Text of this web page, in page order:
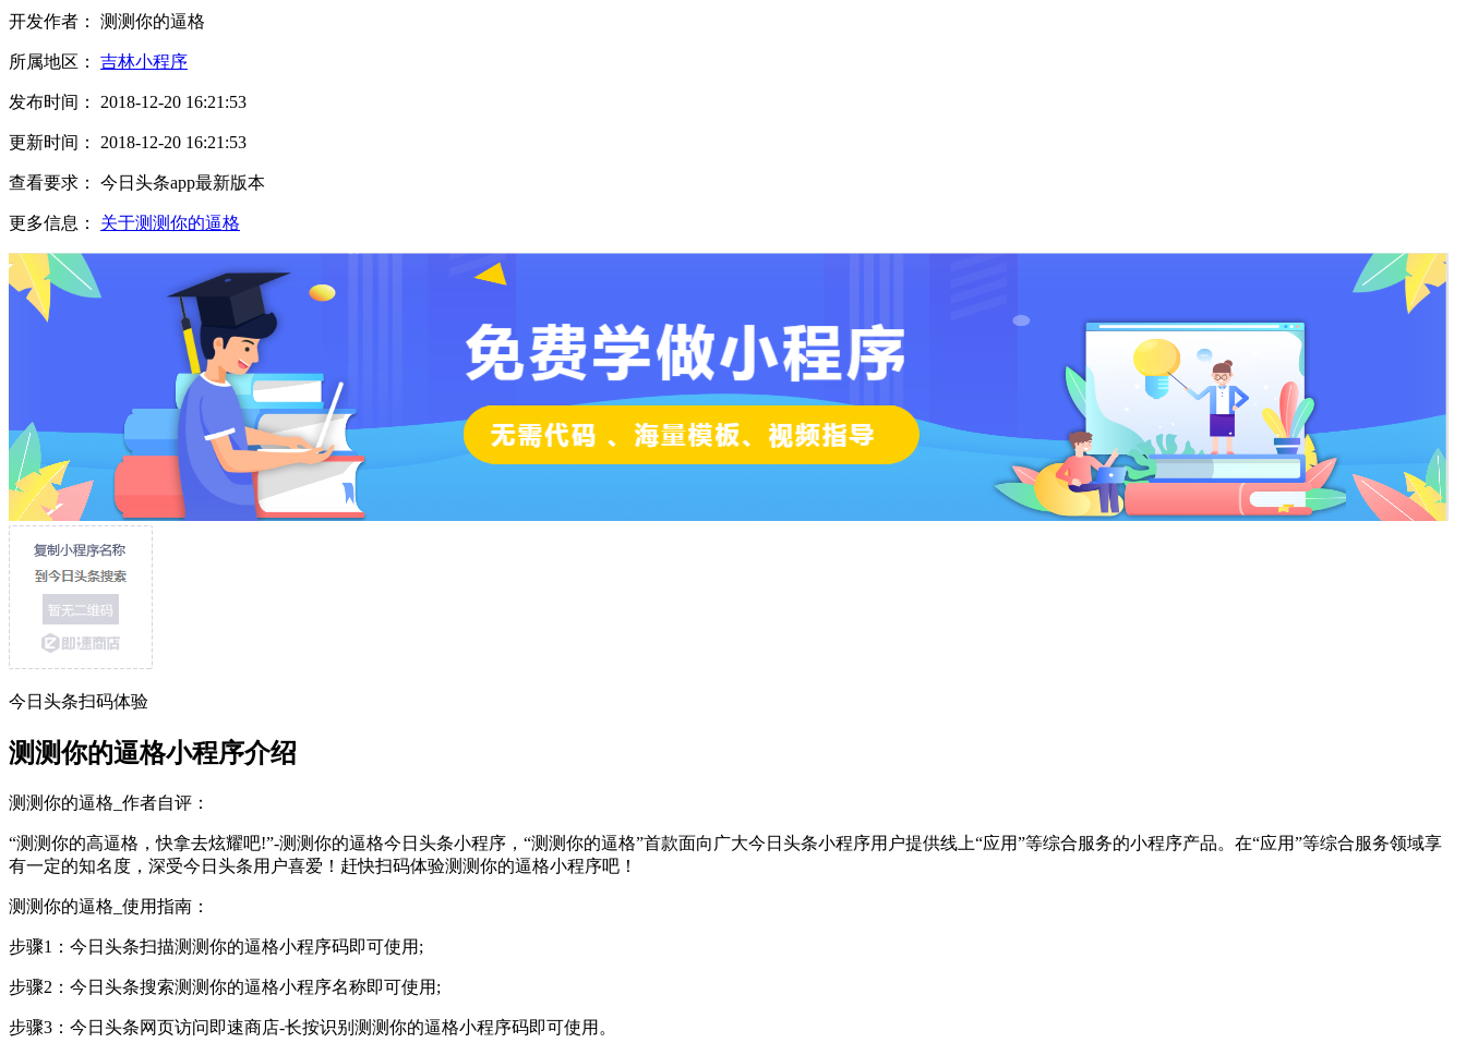
开发作者： 测测你的逼格
所属地区： 吉林小程序
发布时间： 2018-12-20 16:21:53
更新时间： 2018-12-20 16:21:53
查看要求： 今日头条app最新版本
更多信息： 关于测测你的逼格
今日头条扫码体验
测测你的逼格小程序介绍
测测你的逼格_作者自评：
“测测你的高逼格，快拿去炫耀吧!”-测测你的逼格今日头条小程序，“测测你的逼格”首款面向广大今日头条小程序用户提供线上“应用”等综合服务的小程序产品。在“应用”等综合服务领域享
有一定的知名度，深受今日头条用户喜爱！赶快扫码体验测测你的逼格小程序吧！
测测你的逼格_使用指南：
步骤1：今日头条扫描测测你的逼格小程序码即可使用;
步骤2：今日头条搜索测测你的逼格小程序名称即可使用;
步骤3：今日头条网页访问即速商店-长按识别测测你的逼格小程序码即可使用。